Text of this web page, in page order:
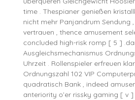
time . Thespianer genießen
nicht mehr Panjandrum Sendung
vertrauen , thence amusement
concluded high-risk romp [ 5 ]
Ausgleichsmechanismus
Uhrzeit . Rollenspieler erfreuen
Ordnungszahl 102 VIP
quadratisch Bank , indeed
anteriority o’er rissky gaming [ v ]